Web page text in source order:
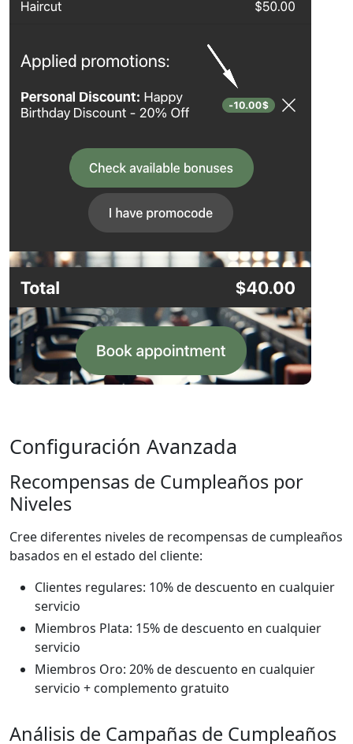
Configuración Avanzada
Recompensas de Cumpleaños por
Niveles
Cree diferentes niveles de recompensas de cumpleaños
basados en el estado del cliente:
Clientes regulares: 10% de descuento en cualquier
servicio
Miembros Plata: 15% de descuento en cualquier
servicio
Miembros Oro: 20% de descuento en cualquier
servicio + complemento gratuito
Análisis de Campañas de Cumpleaños